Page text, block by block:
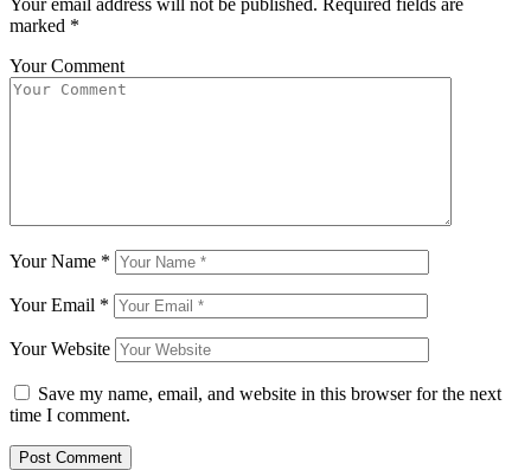
Your email address will not be published. Required fields are
marked *
Your Comment
Your Name *
Your Email *
Your Website
Save my name, email, and website in this browser for the next
time I comment.